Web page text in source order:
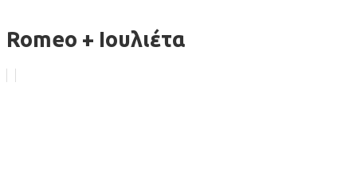
Romeo + Ιουλιέτα